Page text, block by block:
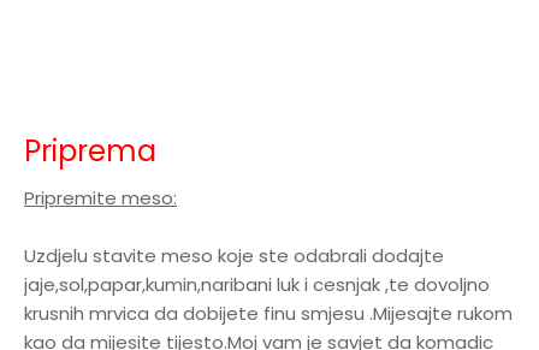
Priprema
Pripremite meso:
Uzdjelu stavite meso koje ste odabrali dodajte
jaje,sol,papar,kumin,naribani luk i cesnjak ,te dovoljno
krusnih mrvica da dobijete finu smjesu .Mijesajte rukom
kao da mijesite tijesto.Moj vam je savjet da komadic